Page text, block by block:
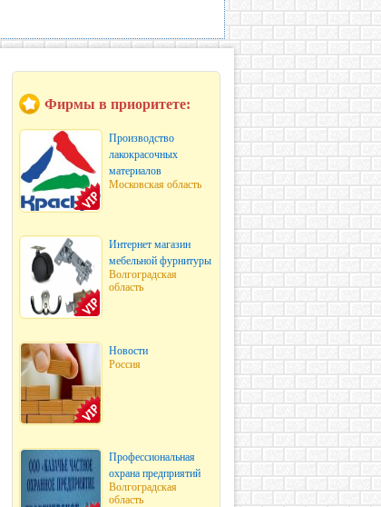
Фирмы в приоритете:
Производство
лакокрасочных
материалов
Московская область
Интернет магазин
мебельной фурнитуры
Волгоградская
область
Новости
Россия
Профессиональная
охрана предприятий
Волгоградская
область